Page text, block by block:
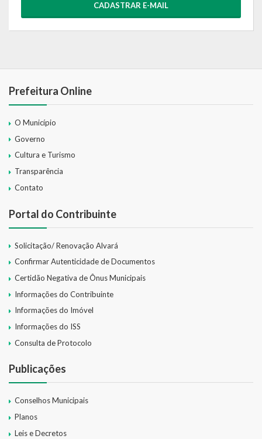
CADASTRAR E-MAIL
Prefeitura Online
O Município
Governo
Cultura e Turismo
Transparência
Contato
Portal do Contribuinte
Solicitação/ Renovação Alvará
Confirmar Autenticidade de Documentos
Certidão Negativa de Ônus Municipais
Informações do Contribuinte
Informações do Imóvel
Informações do ISS
Consulta de Protocolo
Publicações
Conselhos Municipais
Planos
Leis e Decretos